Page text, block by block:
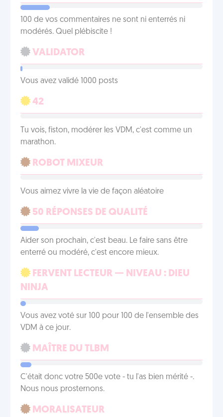
100 de vos commentaires ne sont ni enterrés ni
modérés. Quel plébiscite !
VALIDATOR
Vous avez validé 1000 posts
42
Tu vois, fiston, modérer les VDM, c'est comme un
marathon.
ROBOT MIXEUR
Vous aimez vivre la vie de façon aléatoire
50 RÉPONSES DE QUALITÉ
Aider son prochain, c'est beau. Le faire sans être
enterré ou modéré, c'est encore mieux.
FERVENT LECTEUR — NIVEAU : DIEU
NINJA
Vous avez voté sur 100 pour 100 de l'ensemble des
VDM à ce jour.
MAÎTRE DU TLBM
C'était donc votre 500e vote - tu l'as bien mérité -.
Nous nous prosternons.
MORALISATEUR